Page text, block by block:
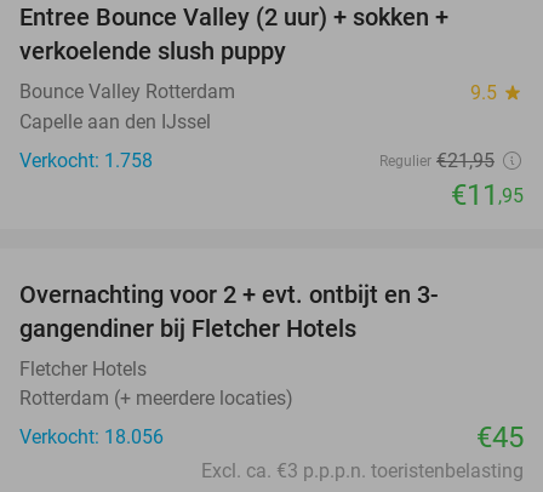
Entree Bounce Valley (2 uur) + sokken +
verkoelende slush puppy
Bounce Valley Rotterdam 9.5 star
Capelle aan den IJssel
Verkocht: 1.758
Regulier €21,95
€11 ,95
Overnachting voor 2 + evt. ontbijt en 3-
gangendiner bij Fletcher Hotels
Fletcher Hotels
Rotterdam (+ meerdere locaties)
Verkocht: 18.056
€45
Excl. ca. €3 p.p.p.n. toeristenbelasting